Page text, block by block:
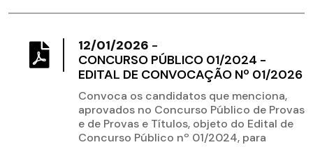
12/01/2026 -
CONCURSO PÚBLICO 01/2024 -
EDITAL DE CONVOCAÇÃO Nº 01/2026
Convoca os candidatos que menciona,
aprovados no Concurso Público de Provas
e de Provas e Títulos, objeto do Edital de
Concurso Público nº 01/2024, para